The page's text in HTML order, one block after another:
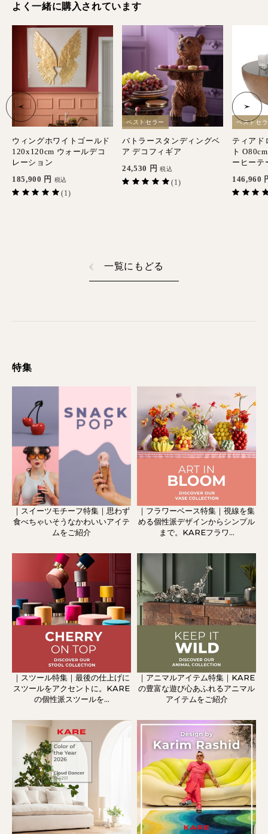
よく一緒に購入されています
ウィングホワイトゴールド
120x120cm ウォールデコ
レーション
185,900 円 税込
(1)
ベストセラー
バトラースタンディングベ
ア デコフィギア
24,530 円 税込
(1)
ベストセ
ティアド
ト
ーヒーテ
146,960
一覧にもどる
特集
｜スイーツモチーフ特集｜思わず
食べちゃいそうなかわいいアイテ
ムをご紹介
｜フラワーベース特集｜視線を集
める個性派デザインからシンプル
まで。KAREフラワ...
｜スツール特集｜最後の仕上げに
スツールをアクセントに。KARE
の個性派スツールを...
｜アニマルアイテム特集｜KARE
の豊富な遊び心あふれるアニマル
アイテムをご紹介